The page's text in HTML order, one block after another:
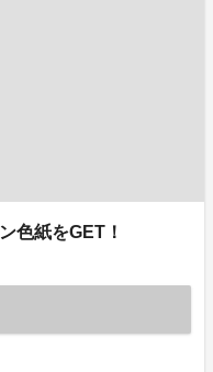
色紙をGET！